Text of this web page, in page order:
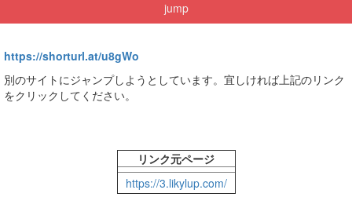
jump
https://shorturl.at/u8gWo
別のサイトにジャンプしようとしています。宜しければ上記のリンク
をクリックしてください。
リンク元ページ
https://3.likylup.com/